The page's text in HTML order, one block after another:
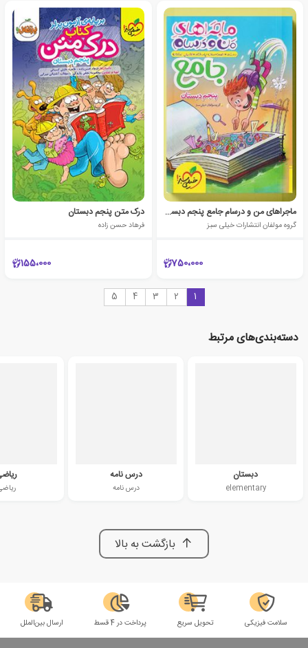
ماجراهای من و درسام جامع پنجم دبستان
گروه مولفان انتشارات خیلی سبز
750،000
درک متن پنجم دبستان
فرهاد حسن زاده
155،000
1
2
3
4
5
دسته‌بندی‌های مرتبط
دبستان
elementary
درس نامه
درس نامه
بازگشت به بالا
سلامت فیزیکی تحویل سریع پرداخت در 4 قسط ارسال بین‌الملل